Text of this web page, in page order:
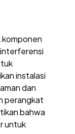
komponen
instalasi
dan
perangkat
bahwa
untuk